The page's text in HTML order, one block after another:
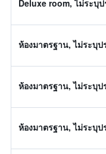
Deluxe room, ไม่ระบุป
ห้องมาตรฐาน, ไม่ระบุป
ห้องมาตรฐาน, ไม่ระบุป
ห้องมาตรฐาน, ไม่ระบุป